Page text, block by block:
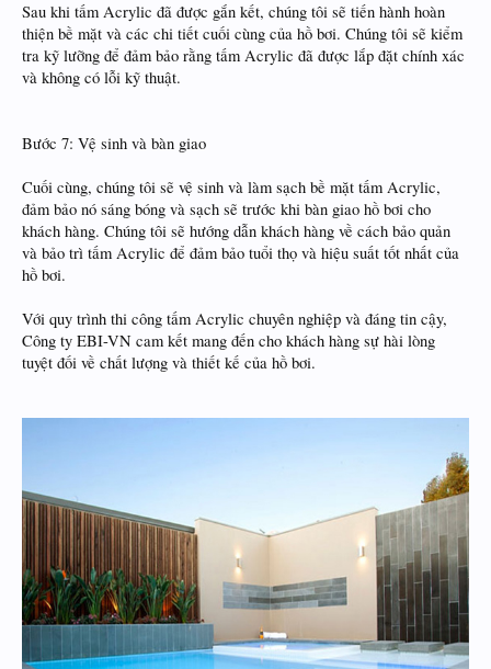
Sau khi tấm Acrylic đã được gắn kết, chúng tôi sẽ tiến hành hoàn
thiện bề mặt và các chi tiết cuối cùng của hồ bơi. Chúng tôi sẽ kiểm
tra kỹ lưỡng để đảm bảo rằng tấm Acrylic đã được lắp đặt chính xác
và không có lỗi kỹ thuật.
Bước 7: Vệ sinh và bàn giao
Cuối cùng, chúng tôi sẽ vệ sinh và làm sạch bề mặt tấm Acrylic,
đảm bảo nó sáng bóng và sạch sẽ trước khi bàn giao hồ bơi cho
khách hàng. Chúng tôi sẽ hướng dẫn khách hàng về cách bảo quản
và bảo trì tấm Acrylic để đảm bảo tuổi thọ và hiệu suất tốt nhất của
hồ bơi.
Với quy trình thi công tấm Acrylic chuyên nghiệp và đáng tin cậy,
Công ty EBI-VN cam kết mang đến cho khách hàng sự hài lòng
tuyệt đối về chất lượng và thiết kế của hồ bơi.